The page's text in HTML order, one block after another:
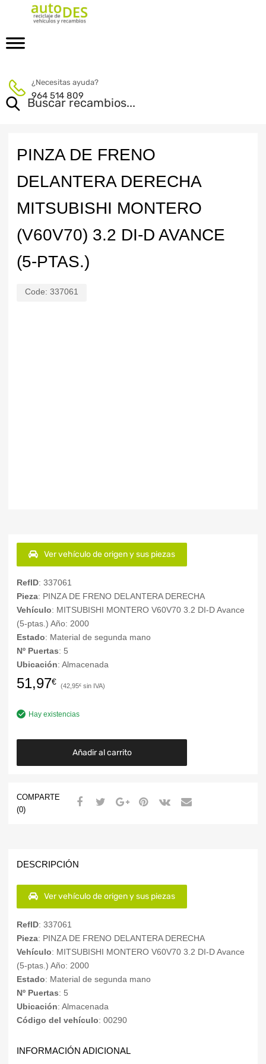
¿Necesitas ayuda?
964 514 809
PINZA DE FRENO
DELANTERA DERECHA
MITSUBISHI MONTERO
(V60V70) 3.2 DI-D AVANCE
(5-PTAS.)
Code: 337061
Ver vehículo de origen y sus piezas
RefID: 337061
Pieza: PINZA DE FRENO DELANTERA DERECHA
Vehículo: MITSUBISHI MONTERO V60V70 3.2 DI-D Avance
(5-ptas.) Año: 2000
Estado: Material de segunda mano
Nº Puertas: 5
Ubicación: Almacenada
51,97€ 42,95€
Hay existencias
Añadir al carrito
COMPARTE
(0)
DESCRIPCIÓN
Ver vehículo de origen y sus piezas
RefID: 337061
Pieza: PINZA DE FRENO DELANTERA DERECHA
Vehículo: MITSUBISHI MONTERO V60V70 3.2 DI-D Avance
(5-ptas.) Año: 2000
Estado: Material de segunda mano
Nº Puertas: 5
Ubicación: Almacenada
Código del vehículo: 00290
INFORMACIÓN ADICIONAL